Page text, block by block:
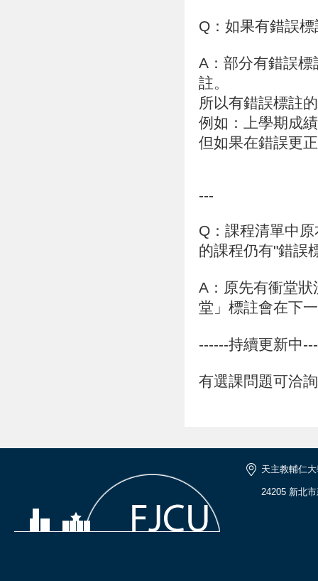
Q：如果有錯誤
A：部分有錯誤
註。
所以有錯誤標註
例如：上學期成
但如果在錯誤更
---
Q：課程清單中
的課程仍有"錯誤
A：原先有衝堂
堂」標註會在下
------持續更新中---
有選課問題可洽
天主教輔仁
24205 新北